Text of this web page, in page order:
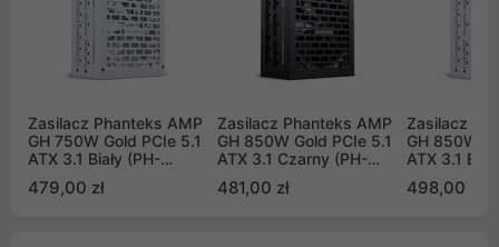
Zasilacz Phanteks AMP
GH 750W Gold PCIe 5.1
ATX 3.1 Biały (PH-
479,00 zł
Zasilacz Phanteks AMP
GH 850W Gold PCIe 5.1
ATX 3.1 Czarny (PH-
481,00 zł
Zasilacz
GH 850W
ATX 3.1
498,00 zł